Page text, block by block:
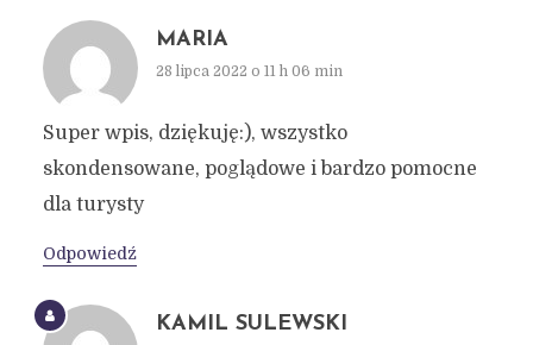
MARIA
28 lipca 2022 o 11 h 06 min
Super wpis, dziękuję:), wszystko
skondensowane, poglądowe i bardzo pomocne
dla turysty
Odpowiedź
KAMIL SULEWSKI